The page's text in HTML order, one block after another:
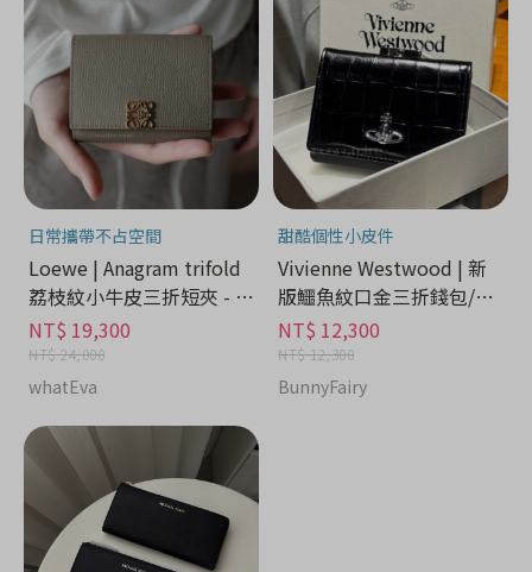
日常攜帶不占空間
Loewe | Anagram trifold
荔枝紋小牛皮三折短夾 - 精
品時尚分期
NT$ 19,300
NT$ 24,000
whatEva
甜酷個性小皮件
Vivienne Westwood | 新
版鱷魚紋口金三折錢包/短
夾 - 精品時尚分期
NT$ 12,300
NT$ 12,300
BunnyFairy